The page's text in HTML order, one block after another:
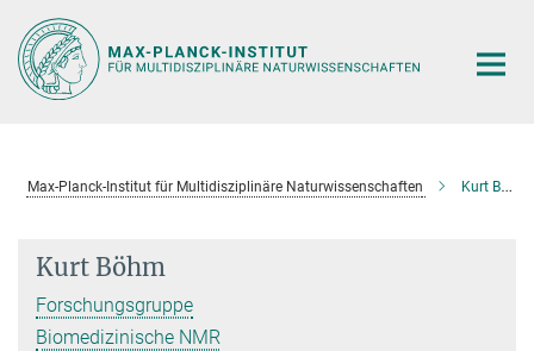
Hauptinhalt
Max-Planck-Institut für Multidisziplinäre Naturwissenschaften Kurt Böhm
Kurt Böhm
Forschungsgruppe
Biomedizinische NMR